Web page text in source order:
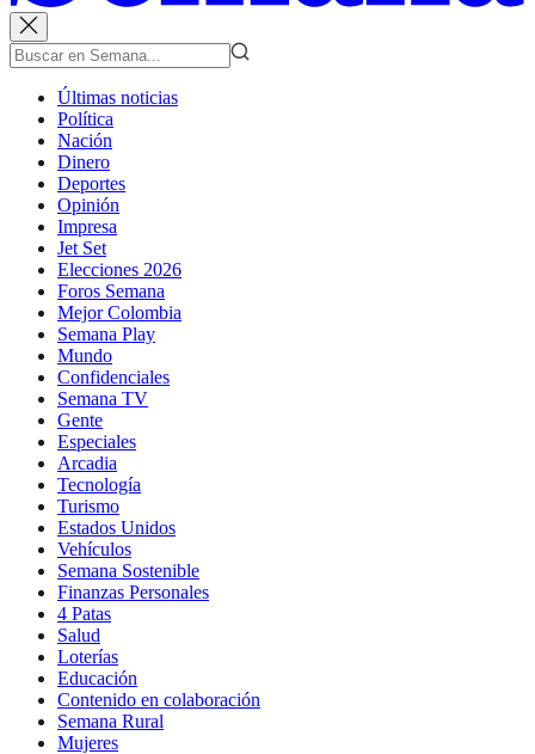
Últimas noticias
Política
Nación
Dinero
Deportes
Opinión
Impresa
Jet Set
Elecciones 2026
Foros Semana
Mejor Colombia
Semana Play
Mundo
Confidenciales
Semana TV
Gente
Especiales
Arcadia
Tecnología
Turismo
Estados Unidos
Vehículos
Semana Sostenible
Finanzas Personales
4 Patas
Salud
Loterías
Educación
Contenido en colaboración
Semana Rural
Mujeres